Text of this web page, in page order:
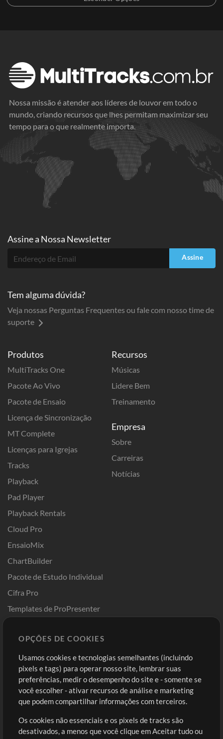
Nossa missão é atender aos líderes de louvor em todo o
mundo, criando recursos que lhes permitam maximizar seu
tempo para o que realmente importa.
Produtos
MultiTracks One
Pacote Ao Vivo
Pacote de Ensaio
Licença de Sincronização
MT Complete
Licenças para Igrejas
Tracks
Playback
Pad Player
Playback Rentals
Cloud Pro
EnsaioMix
ChartBuilder
Pacote de Estudo Individual
Cifra Pro
Templates de ProPresenter
Recursos
Músicas
Lidere Bem
Treinamento
Empresa
Sobre
Carreiras
Notícias
Comprar Créditos
Conteúdo Grátis
Solicite uma Música
Extras
Sessões
Entre
Cadastre-se
Ir ao carrinho
Assine a Nossa Newsletter
Assine
Tem alguma dúvida?
Veja nossas Perguntas Frequentes ou fale com nosso time de
suporte
OPÇÕES DE COOKIES
Usamos cookies e tecnologias semelhantes (incluindo
pixels e tags) para operar nosso site, lembrar suas
preferências, medir o desempenho do site e - somente se
você escolher - ativar recursos de análise e marketing
que podem compartilhar informações com terceiros.
Os cookies não essenciais e os pixels de tracks são
desativados, a menos que você clique em Aceitar tudo ou